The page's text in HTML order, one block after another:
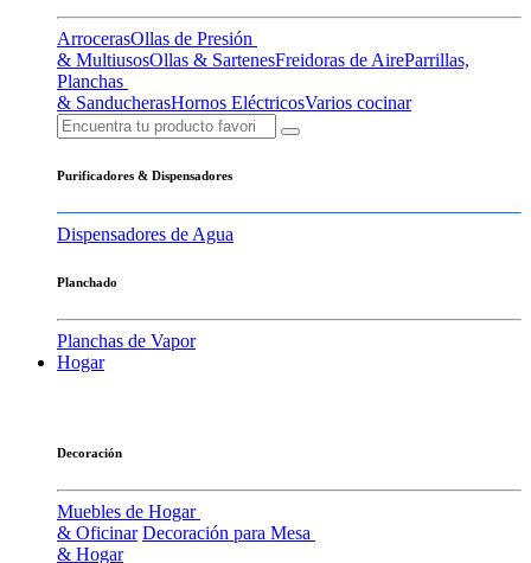
ArrocerasOllas de Presión
& MultiusosOllas & SartenesFreidoras de AireParrillas,
Planchas
& SanducherasHornos EléctricosVarios cocinar
Purificadores & Dispensadores
Dispensadores de Agua
Planchado
Planchas de Vapor
Hogar
Decoración
Muebles de Hogar
& Oficinar Decoración para Mesa
& Hogar